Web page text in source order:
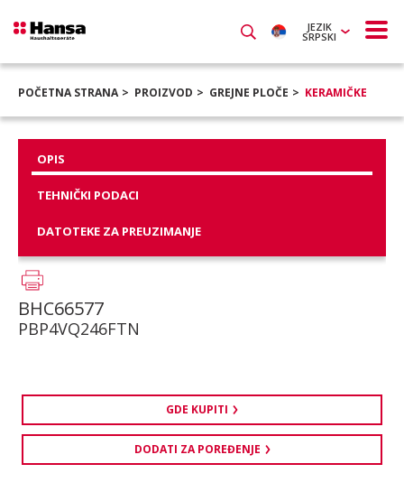
JEZIK
SRPSKI
POČETNA STRANA PROIZVOD GREJNE PLOČE KERAMIČKE
OPIS
TEHNIČKI PODACI
DATOTEKE ZA PREUZIMANJE
BHC66577
PBP4VQ246FTN
GDE KUPITI
DODATI ZA POREĐENJE